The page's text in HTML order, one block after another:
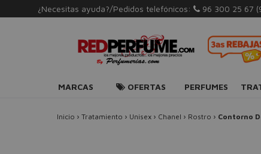
¿Necesitas ayuda?/Pedidos telefónicos: 96 300 25 67
MARCAS OFERTAS PERFUMES
Inicio › Tratamiento › Unisex › Chanel › Rostro › Contorno